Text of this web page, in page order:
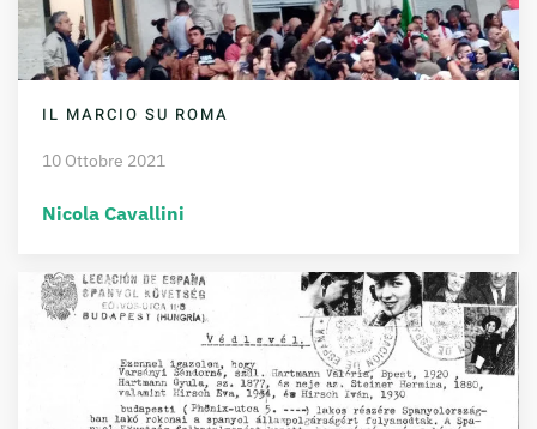
IL MARCIO SU ROMA
10 Ottobre 2021
Nicola Cavallini